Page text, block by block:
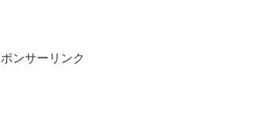
ンサーリンク